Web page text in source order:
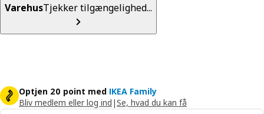
VarehusTjekker tilgængelighed...
Optjen 20 point med IKEA Family
Bliv medlem eller log ind |Se, hvad du kan få